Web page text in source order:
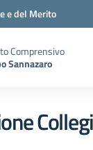
e del Merito
Comprensivo
Sannazaro